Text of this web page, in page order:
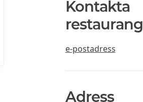
Kontakta
restaurang
e-postadress
Adress